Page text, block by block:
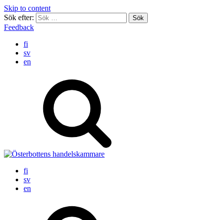
Skip to content
Sök efter:
Feedback
fi
sv
en
fi
sv
en